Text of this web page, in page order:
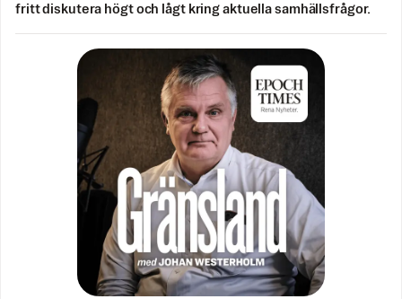
fritt diskutera högt och lågt kring aktuella samhällsfrågor.